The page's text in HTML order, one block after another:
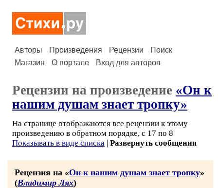
Авторы Произведения Рецензии
Поиск
Магазин
О портале Вход для авторов
Рецензии на произведение «Он к
нашим душам знает тропку»
На странице отображаются все рецензии к этому
произведению в обратном порядке, с 17 по 8
Показывать в виде списка | Развернуть сообщения
Рецензия на «Он к нашим душам знает тропку»
(Владимир Лях)